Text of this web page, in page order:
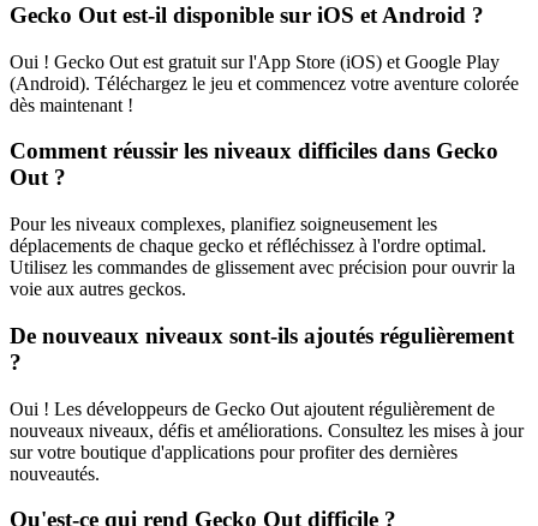
Gecko Out est-il disponible sur iOS et Android ?
Oui ! Gecko Out est gratuit sur l'App Store (iOS) et Google Play
(Android). Téléchargez le jeu et commencez votre aventure colorée
dès maintenant !
Comment réussir les niveaux difficiles dans Gecko
Out ?
Pour les niveaux complexes, planifiez soigneusement les
déplacements de chaque gecko et réfléchissez à l'ordre optimal.
Utilisez les commandes de glissement avec précision pour ouvrir la
voie aux autres geckos.
De nouveaux niveaux sont-ils ajoutés régulièrement
?
Oui ! Les développeurs de Gecko Out ajoutent régulièrement de
nouveaux niveaux, défis et améliorations. Consultez les mises à jour
sur votre boutique d'applications pour profiter des dernières
nouveautés.
Qu'est-ce qui rend Gecko Out difficile ?